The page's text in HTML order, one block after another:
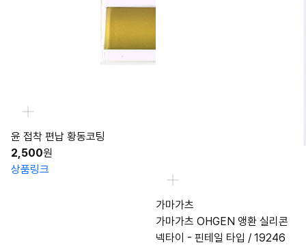
윤 접착 편납 황동코팅
2,500원
상품링크
가마가츠
가마가츠 OHGEN 앵환 실리콘
넥타이 - 핀테일 타입 / 19246